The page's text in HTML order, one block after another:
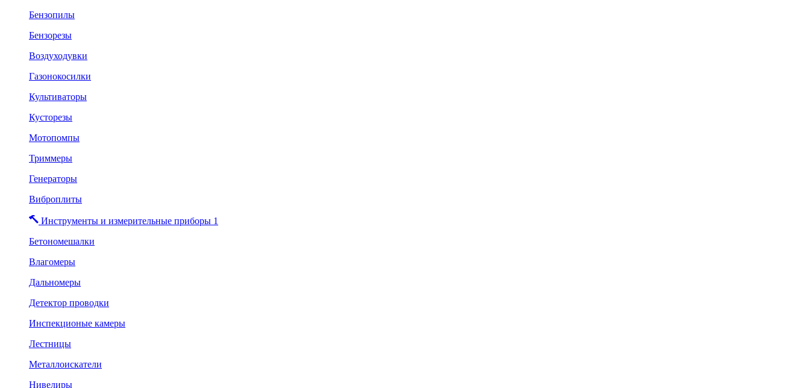
Бензопилы
Бензорезы
Воздуходувки
Газонокосилки
Культиваторы
Кусторезы
Мотопомпы
Триммеры
Генераторы
Виброплиты
Инструменты и измерительные приборы 1
Бетономешалки
Влагомеры
Дальномеры
Детектор проводки
Инспекционые камеры
Лестницы
Металлоискатели
Нивелиры